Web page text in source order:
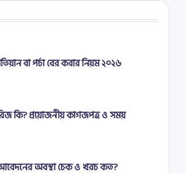
বা পর্চা বের করার নিয়ম ২০২৬
কি? প্রয়োজনীয় কাগজপত্র ও সময়
অবস্থা চেক ও খরচ কত?